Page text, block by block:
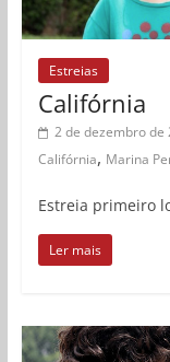
Estreias
Califórnia
2 de dezembro de
Califórnia, Marina
Estreia primeiro
Ler mais